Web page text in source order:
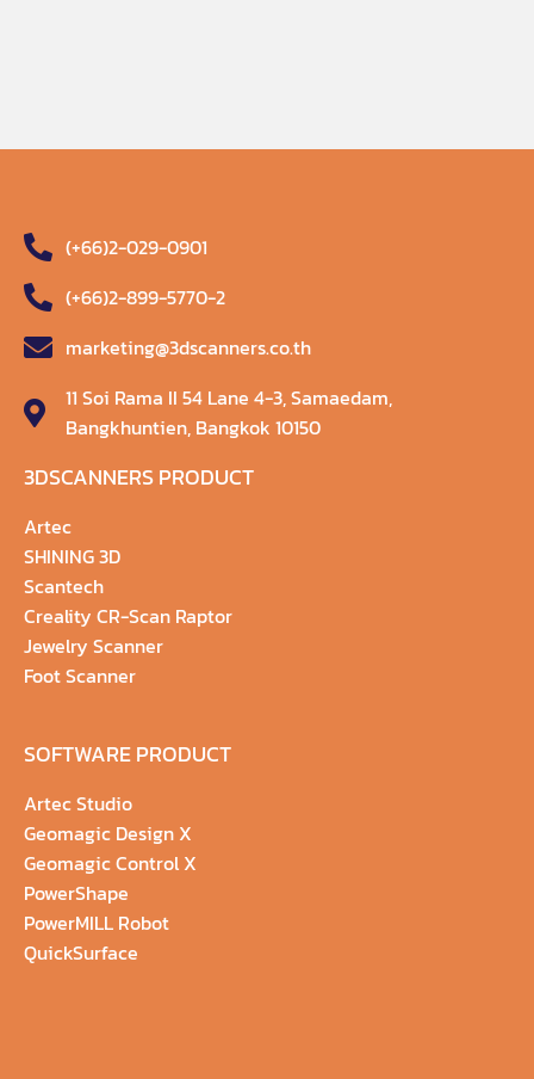
(+66)2-029-0901
(+66)2-899-5770-2
marketing@3dscanners.co.th
11 Soi Rama II 54 Lane 4-3, Samaedam,
Bangkhuntien, Bangkok 10150
3DSCANNERS PRODUCT
Artec
SHINING 3D
Scantech
Creality CR-Scan Raptor
Jewelry Scanner
Foot Scanner
SOFTWARE PRODUCT
Artec Studio
Geomagic Design X
Geomagic Control X
PowerShape
PowerMILL Robot
QuickSurface